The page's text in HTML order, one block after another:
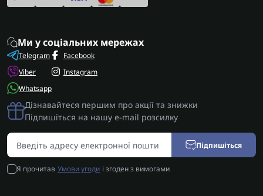
Ми у соціальних мережах
Telegram
Viber
Whatsapp
Facebook
Instagram
Дізнавайтеся першим про акції та знижки
Підпишіться на нашу e-mail розсилку
Підпишіться
Я прочитав Умови угоди і згоден з вимогами